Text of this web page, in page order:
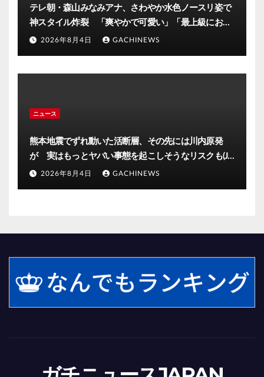
テレ朝・森山みなみアナ、さわやか水色ノースリ姿で
神スタイル炸裂 「爽やかで可愛い」「最上級にお似
合い」(J-CASTニュース)
2026年8月4日 GACHINEWS
ニュース
熊本地震でずれ動いた活断層、その先には川内原発
が 実はもっとヤバい事態を起こしそうなリスクも(J-
CASTニュース)
2026年8月4日 GACHINEWS